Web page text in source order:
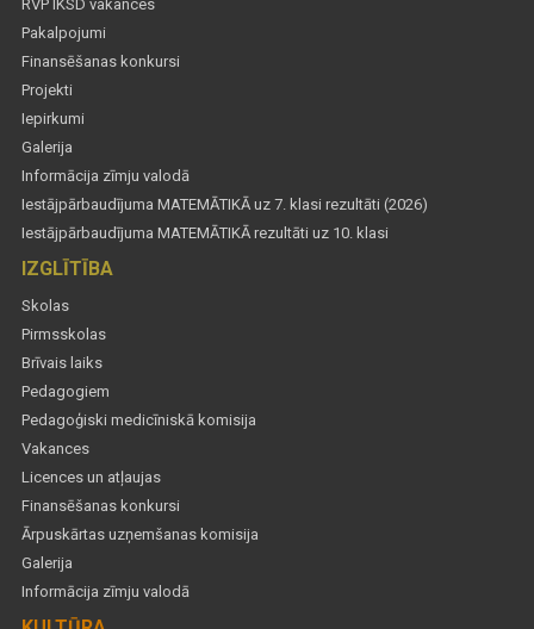
RVP IKSD vakances
Pakalpojumi
Finansēšanas konkursi
Projekti
Iepirkumi
Galerija
Informācija zīmju valodā
Iestājpārbaudījuma MATEMĀTIKĀ uz 7. klasi rezultāti (2026)
Iestājpārbaudījuma MATEMĀTIKĀ rezultāti uz 10. klasi
IZGLĪTĪBA
Skolas
Pirmsskolas
Brīvais laiks
Pedagogiem
Pedagoģiski medicīniskā komisija
Vakances
Licences un atļaujas
Finansēšanas konkursi
Ārpuskārtas uzņemšanas komisija
Galerija
Informācija zīmju valodā